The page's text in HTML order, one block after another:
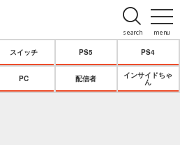
menu
search
スイッチ PS5 PS4
PC 配信者
インサイドちゃ
ん